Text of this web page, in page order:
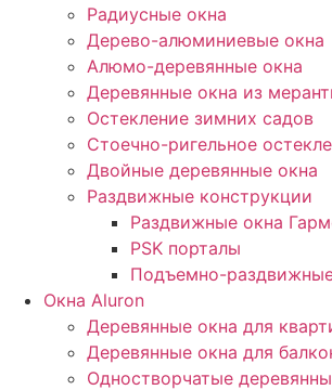
Радиусные окна
Дерево-алюминиевые окна
Алюмо-деревянные окна
Деревянные окна из
Остекление зимних садов
Стоечно-ригельное
Двойные деревянные окна
Раздвижные конструкции
Раздвижные окна
PSK порталы
Подъемно-
Окна Aluron
Деревянные окна для
Деревянные окна для
Одностворчатые